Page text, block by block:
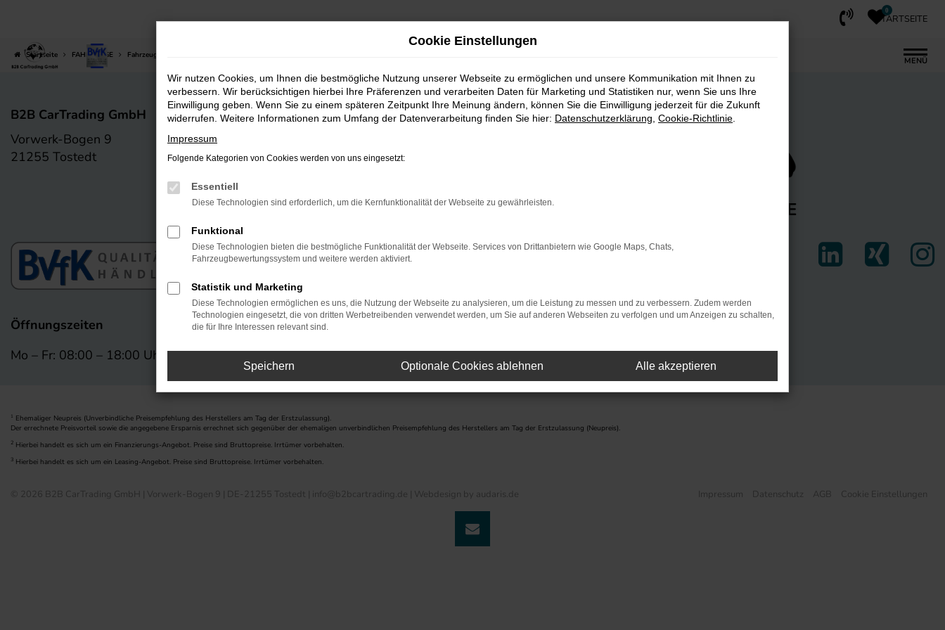
springen
0
STARTSEITE
MENÜ
Startseite FAHRZEUGE Fahrzeug-Showroom
B2B CarTrading GmbH
Vorwerk-Bogen 9
21255 Tostedt
+49 4182 238 01
12
info@b2bcartrading.de
Öffnungszeiten
Mo – Fr: 08:00 – 18:00 Uhr
FAHRZEUGE
1
Ehemaliger Neupreis (Unverbindliche Preisempfehlung des Herstellers am Tag der Erstzulassung).
Der errechnete Preisvorteil sowie die angegebene Ersparnis errechnet sich gegenüber der ehemaligen unverbindlichen Preisempfehlung des Herstellers am Tag der Erstzulassung (Neupreis).
2 Hierbei handelt es sich um ein Finanzierungs-Angebot. Preise sind Bruttopreise. Irrtümer vorbehalten.
3 Hierbei handelt es sich um ein Leasing-Angebot. Preise sind Bruttopreise. Irrtümer vorbehalten.
© 2026 B2B CarTrading GmbH | Vorwerk-Bogen 9 | DE-21255 Tostedt | info@b2bcartrading.de | Webdesign by audaris.de Impressum Datenschutz AGB Cookie Einstellungen
Cookie Einstellungen
Wir nutzen Cookies, um Ihnen die bestmögliche Nutzung unserer Webseite zu ermöglichen und unsere Kommunikation mit Ihnen zu
verbessern. Wir berücksichtigen hierbei Ihre Präferenzen und verarbeiten Daten für Marketing und Statistiken nur, wenn Sie uns Ihre
Einwilligung geben. Wenn Sie zu einem späteren Zeitpunkt Ihre Meinung ändern, können Sie die Einwilligung jederzeit für die Zukunft
widerrufen. Weitere Informationen zum Umfang der Datenverarbeitung finden Sie hier: Datenschutzerklärung Cookie-Richtlinie
Impressum
Folgende Kategorien von Cookies werden von uns eingesetzt:
Essentiell
Diese Technologien sind erforderlich, um die Kernfunktionalität der Webseite zu gewährleisten.
Funktional
Diese Technologien bieten die bestmögliche Funktionalität der Webseite. Services von Drittanbietern wie Google Maps, Chats,
Fahrzeugbewertungssystem und weitere werden aktiviert.
Statistik und Marketing
Diese Technologien ermöglichen es uns, die Nutzung der Webseite zu analysieren, um die Leistung zu messen und zu verbessern. Zudem werden
Technologien eingesetzt, die von dritten Werbetreibenden verwendet werden, um Sie auf anderen Webseiten zu verfolgen und um Anzeigen zu schalten,
die für Ihre Interessen relevant sind.
Speichern Optionale Cookies ablehnen Alle akzeptieren